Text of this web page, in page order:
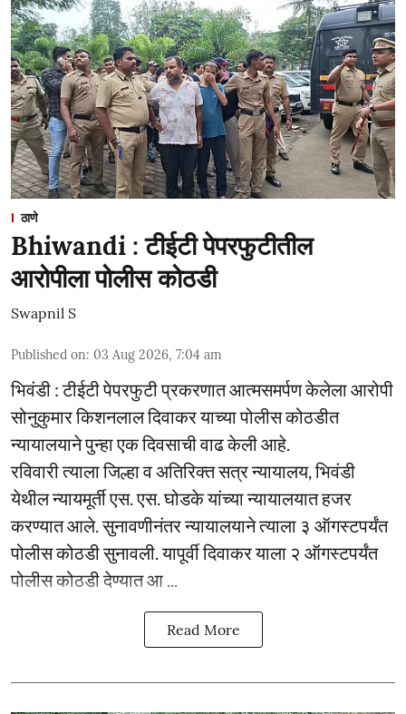
ठाणे
Bhiwandi : टीईटी पेपरफुटीतील
आरोपीला पोलीस कोठडी
Swapnil S
Published on: 03 Aug 2026, 7:04 am
भिवंडी : टीईटी पेपरफुटी प्रकरणात आत्मसमर्पण केलेला आरोपी
सोनुकुमार किशनलाल दिवाकर याच्या पोलीस कोठडीत
न्यायालयाने पुन्हा एक दिवसाची वाढ केली आहे.
रविवारी त्याला जिल्हा व अतिरिक्त सत्र न्यायालय, भिवंडी
येथील न्यायमूर्ती एस. एस. घोडके यांच्या न्यायालयात हजर
करण्यात आले. सुनावणीनंतर न्यायालयाने त्याला ३ ऑगस्टपर्यंत
पोलीस कोठडी सुनावली. यापूर्वी दिवाकर याला २ ऑगस्टपर्यंत
पोलीस कोठडी देण्यात आ ...
Read More